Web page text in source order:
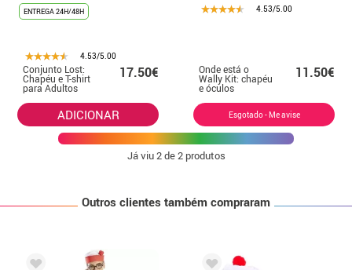
ENTREGA 24H/48H
4.53/5.00
Conjunto Lost:
Chapéu e T-shirt
para Adultos
17.50€
ADICIONAR
4.53/5.00
Onde está o
Wally Kit: chapéu
e óculos
11.50€
Esgotado - Me avise
Já viu2de 2 produtos
Outros clientes também compraram